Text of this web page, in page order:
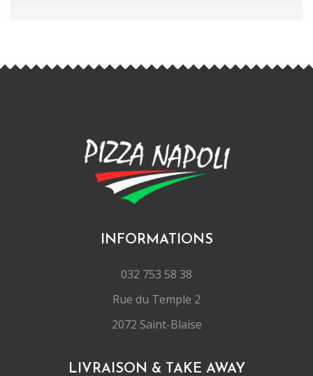
INFORMATIONS
032 753 58 38
Rue du Temple 2
2072 Saint-Blaise
LIVRAISON & TAKE AWAY